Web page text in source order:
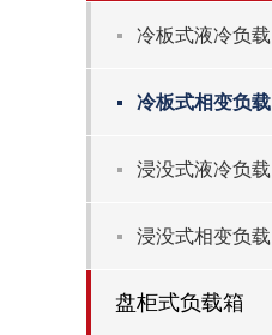
冷板式液冷负载
冷板式相变负载
浸没式液冷负载
浸没式相变负载
盘柜式负载箱